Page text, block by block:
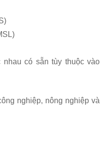
có sẵn tùy thuộc vào
nghiệp, nông nghiệp và